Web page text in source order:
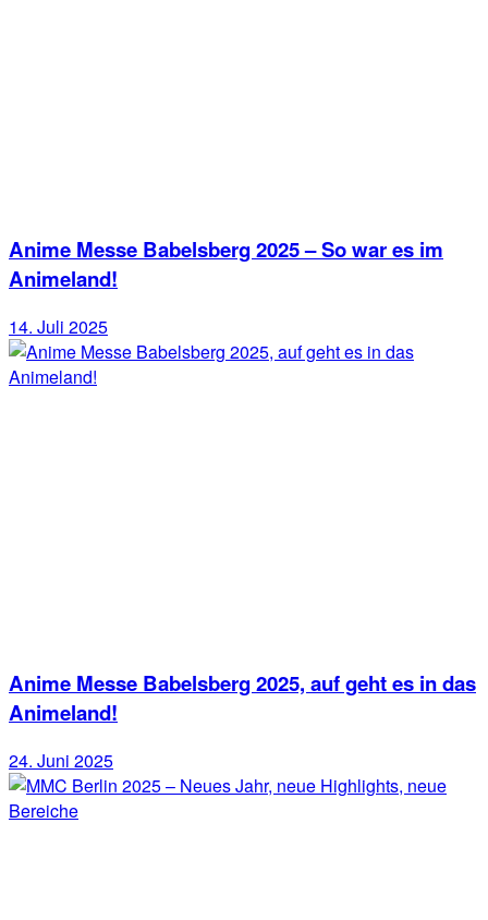
Anime Messe Babelsberg 2025 – So war es im
Animeland!
14. Juli 2025
Anime Messe Babelsberg 2025, auf geht es in das
Animeland!
24. Juni 2025